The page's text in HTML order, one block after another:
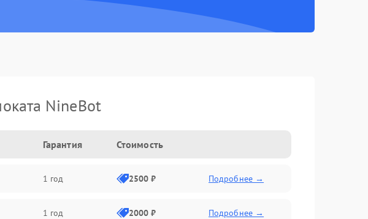
NineBot
Гарантия Стоимость
1 год 2500 ₽ Подробнее →
1 год 2000 ₽ Подробнее →